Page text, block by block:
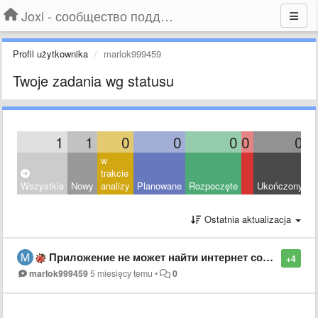
Joxi - сообщество поддержки
Profil użytkownika marlok999459
Twoje zadania wg statusu
1 1 0 0 0 0 0
Wszystkie Nowy
w
trakcie
analizy
Planowane Rozpoczęte Ukończony
Ostatnia aktualizacja
+4
Приложение не может найти интернет соединение
marlok9994595 miesięcy temu • 0